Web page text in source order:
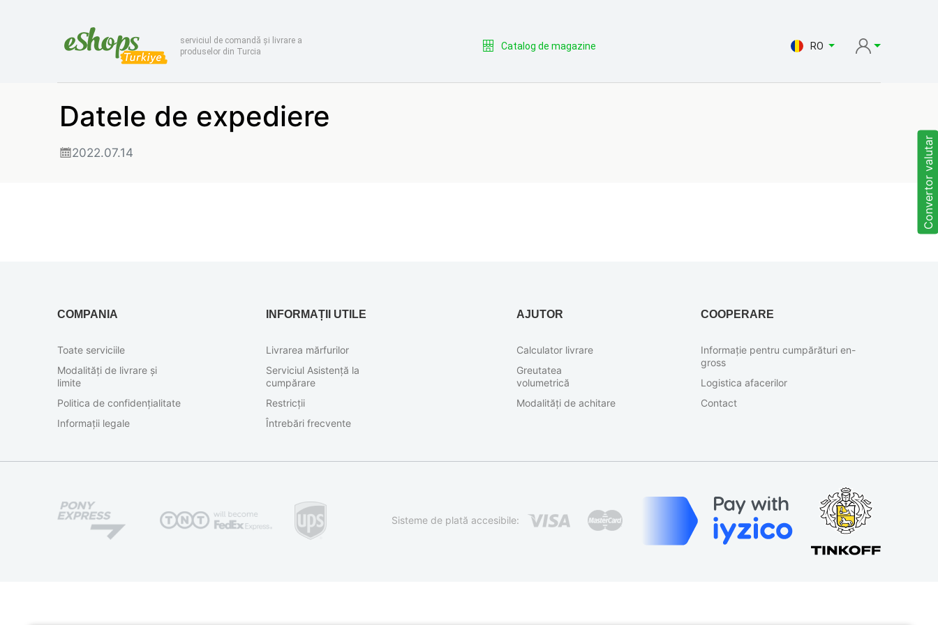
serviciul de comandă și livrare a
produselor din Turcia
Catalog de magazine RO
Datele de expediere
2022.07.14
COMPANIA
Toate serviciile
Modalități de livrare și
limite
Politica de confidențialitate
Informații legale
INFORMAȚII UTILE
Livrarea mărfurilor
Serviciul Asistență la
cumpărare
Restricții
Întrebări frecvente
AJUTOR
Calculator livrare
Greutatea
volumetrică
Modalități de achitare
COOPERARE
Informație pentru cumpărături en-
gross
Logistica afacerilor
Contact
Sisteme de plată accesibile:
Convertor valutar